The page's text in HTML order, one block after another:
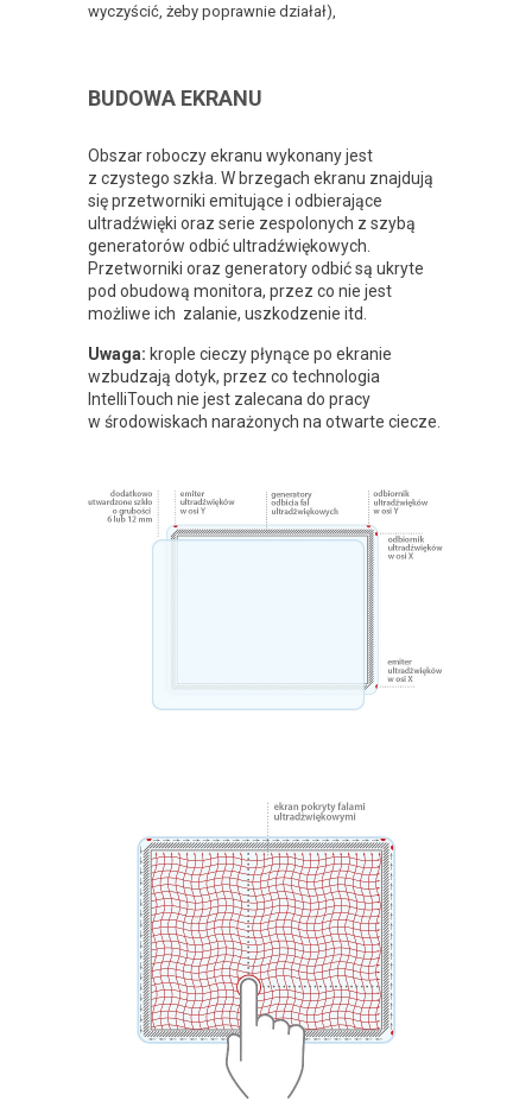
wyczyścić, żeby poprawnie działał),
BUDOWA EKRANU
Obszar roboczy ekranu wykonany jest
z czystego szkła. W brzegach ekranu znajdują
się przetworniki emitujące i odbierające
ultradźwięki oraz serie zespolonych z szybą
generatorów odbić ultradźwiękowych.
Przetworniki oraz generatory odbić są ukryte
pod obudową monitora, przez co nie jest
możliwe ich zalanie, uszkodzenie itd.
Uwaga: krople cieczy płynące po ekranie
wzbudzają dotyk, przez co technologia
IntelliTouch nie jest zalecana do pracy
w środowiskach narażonych na otwarte ciecze.